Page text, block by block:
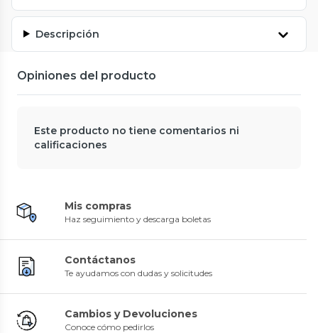
Descripción
Opiniones del producto
Este producto no tiene comentarios ni
calificaciones
Mis compras
Haz seguimiento y descarga boletas
Contáctanos
Te ayudamos con dudas y solicitudes
Cambios y Devoluciones
Conoce cómo pedirlos